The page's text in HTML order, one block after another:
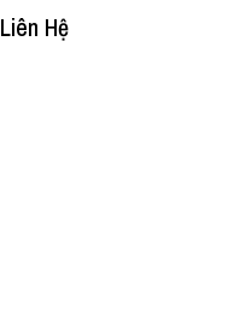
Liên Hệ